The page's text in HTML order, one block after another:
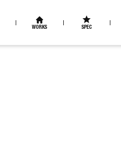
WORKS SPEC